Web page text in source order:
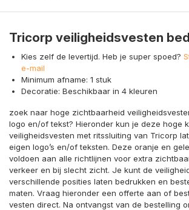
Tricorp veiligheidsvesten
Kies zelf de levertijd. Heb je super spoed?
e-mail
Minimum afname: 1 stuk
Decoratie: Beschikbaar in 4 kleuren
zoek naar hoge zichtbaarheid
logo en/of tekst? Hieronder kun je deze hoge
veiligheidsvesten met ritssluiting van Tricorp
eigen logo’s en/of teksten. Deze oranje en
voldoen aan alle richtlijnen voor extra
verkeer en bij slecht zicht. Je kunt de
verschillende posities laten bedrukken en
maten. Vraag hieronder een offerte aan of
vesten direct. Na ontvangst van de bestelling